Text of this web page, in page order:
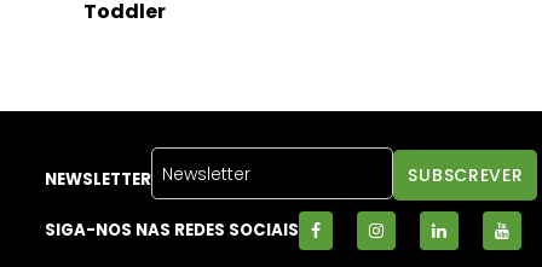
Toddler
NEWSLETTER
SIGA-NOS NAS REDES SOCIAIS